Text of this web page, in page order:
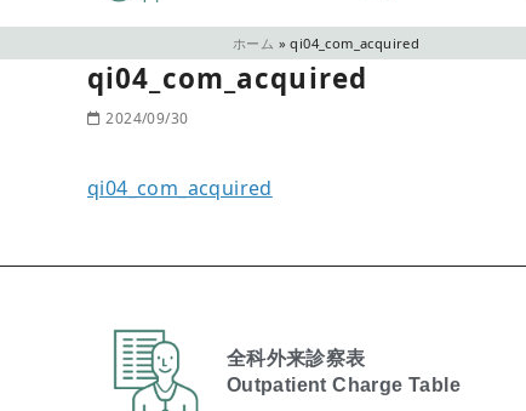
ホーム » qi04_com_acquired
qi04_com_acquired
2024/09/30
qi04_com_acquired
全科外来診察表
Outpatient Charge Table​